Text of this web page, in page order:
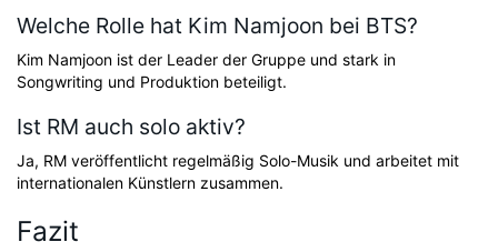
Welche Rolle hat Kim Namjoon bei BTS?
Kim Namjoon ist der Leader der Gruppe und stark in
Songwriting und Produktion beteiligt.
Ist RM auch solo aktiv?
Ja, RM veröffentlicht regelmäßig Solo-Musik und arbeitet mit
internationalen Künstlern zusammen.
Fazit